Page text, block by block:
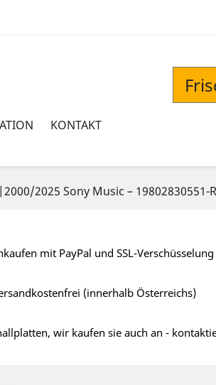
KONTAKT
2025 Sony Music – 19802830551-
mit PayPal und SSL-Verschüsselung
(innerhalb Österreichs)
wir kaufen sie auch an -